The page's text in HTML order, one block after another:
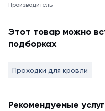
Производитель
Этот товар можно
подборках
Проходки для кровли
Рекомендуемые